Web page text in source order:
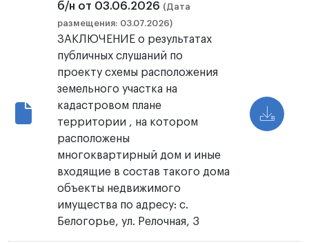
б/н от 03.06.2026 (Дата
размещения: 03.07.2026)
ЗАКЛЮЧЕНИЕ о результатах
публичных слушаний по
проекту схемы расположения
земельного участка на
кадастровом плане
территории , на котором
расположены
многоквартирный дом и иные
входящие в состав такого дома
объекты недвижимого
имущества по адресу: с.
Белогорье, ул. Релочная, 3